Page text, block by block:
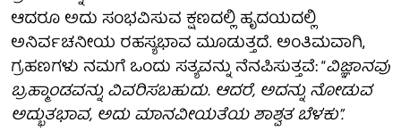
ಆದರೂ ಅದು ಸಂಭವಿಸುವ ಕ್ಷಣದಲ್ಲಿ ಹೃದಯದಲ್ಲಿ
ಅನಿರ್ವಚನೀಯ ರಹಸ್ಯಭಾವ ಮೂಡುತ್ತದೆ. ಅಂತಿಮವಾಗಿ,
ಗ್ರಹಣಗಳು ನಮಗೆ ಒಂದು ಸತ್ಯವನ್ನು ನೆನಪಿಸುತ್ತವೆ: “ವಿಜ್ಞಾನವು
ಬ್ರಹ್ಮಾಂಡವನ್ನು ವಿವರಿಸಬಹುದು. ಆದರೆ, ಅದನ್ನು ನೋಡುವ
ಅದ್ಭುತಭಾವ, ಅದು ಮಾನವೀಯತೆಯ ಶಾಶ್ವತ ಬೆಳಕು”.